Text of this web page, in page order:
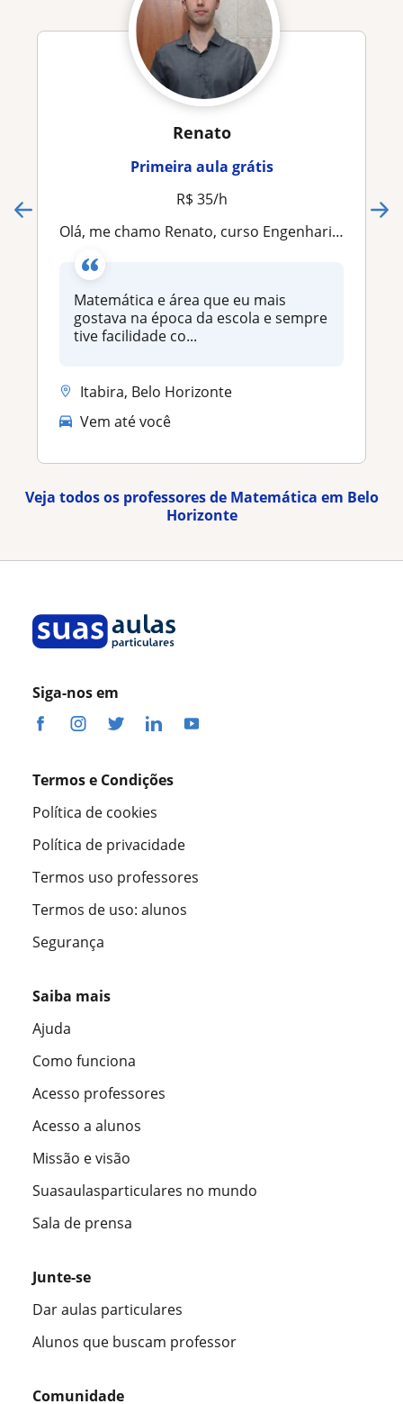
Renato
Primeira aula grátis
R$ 35/h
Olá, me chamo Renato, curso Engenharia Mecânica. Dou aulas particulares de matemática e física para ensinos fundamental e médio
Matemática e área que eu mais
gostava na época da escola e sempre
tive facilidade co...
Itabira, Belo Horizonte
Vem até você
Veja todos os professores de Matemática em Belo
Horizonte
Siga-nos em
Termos e Condições
Política de cookies
Política de privacidade
Termos uso professores
Termos de uso: alunos
Segurança
Saiba mais
Ajuda
Como funciona
Acesso professores
Acesso a alunos
Missão e visão
Suasaulasparticulares no mundo
Sala de prensa
Junte-se
Dar aulas particulares
Alunos que buscam professor
Comunidade